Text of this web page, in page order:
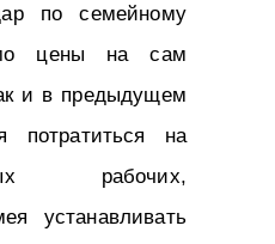
по семейному
цены на сам
и в предыдущем
потратиться на
рабочих,
устанавливать